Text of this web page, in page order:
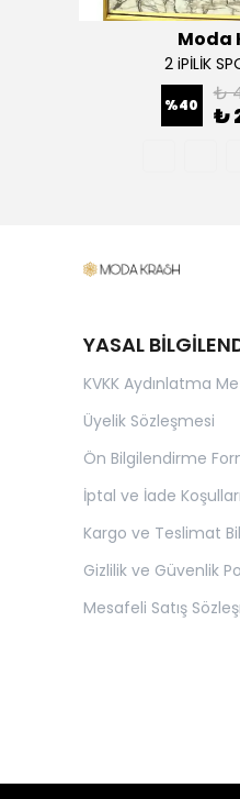
Moda
2 iPİLİK
%40 ₺
₺
YASAL
KVKK Aydınlatma
Üyelik Sözleşmesi
Ön Bilgilendirme
İptal ve İade Koşulları
Kargo ve Teslimat
Gizlilik ve Güvenlik
Mesafeli Satış